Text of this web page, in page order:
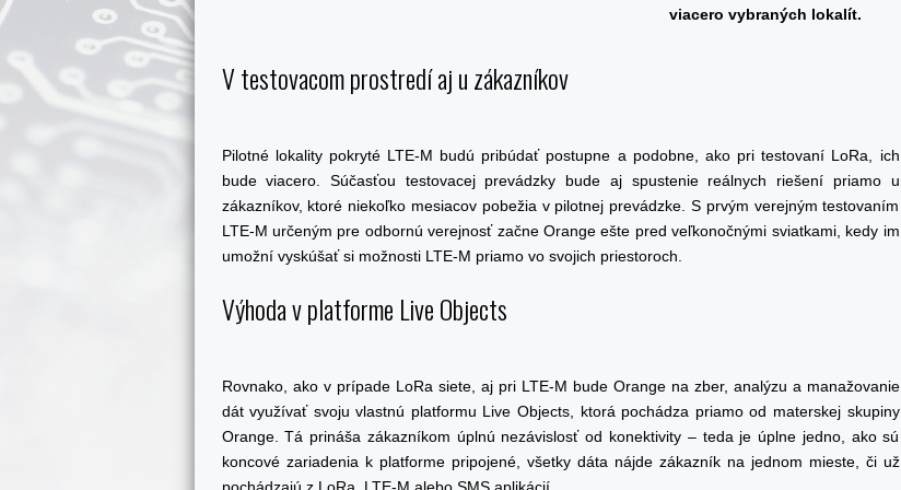
viacero vybraných lokalít.
V testovacom prostredí aj u zákazníkov
Pilotné lokality pokryté LTE-M budú pribúdať postupne a podobne, ako pri testovaní LoRa, ich
bude viacero. Súčasťou testovacej prevádzky bude aj spustenie reálnych riešení priamo u
zákazníkov, ktoré niekoľko mesiacov pobežia v pilotnej prevádzke. S prvým verejným testovaním
LTE-M určeným pre odbornú verejnosť začne Orange ešte pred veľkonočnými sviatkami, kedy im
umožní vyskúšať si možnosti LTE-M priamo vo svojich priestoroch.
Výhoda v platforme Live Objects
Rovnako, ako v prípade LoRa siete, aj pri LTE-M bude Orange na zber, analýzu a manažovanie
dát využívať svoju vlastnú platformu Live Objects, ktorá pochádza priamo od materskej skupiny
Orange. Tá prináša zákazníkom úplnú nezávislosť od konektivity – teda je úplne jedno, ako sú
koncové zariadenia k platforme pripojené, všetky dáta nájde zákazník na jednom mieste, či už